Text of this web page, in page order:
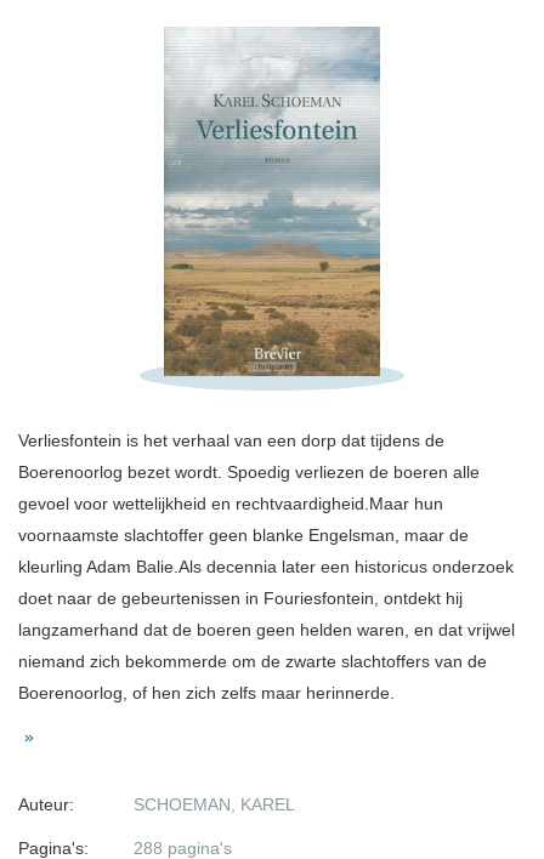
Verliesfontein is het verhaal van een dorp dat tijdens de
Boerenoorlog bezet wordt. Spoedig verliezen de boeren alle
gevoel voor wettelijkheid en rechtvaardigheid.Maar hun
voornaamste slachtoffer geen blanke Engelsman, maar de
kleurling Adam Balie.Als decennia later een historicus onderzoek
doet naar de gebeurtenissen in Fouriesfontein, ontdekt hij
langzamerhand dat de boeren geen helden waren, en dat vrijwel
niemand zich bekommerde om de zwarte slachtoffers van de
Boerenoorlog, of hen zich zelfs maar herinnerde.
Auteur: SCHOEMAN, KAREL
Pagina's: 288 pagina's
Schrijf hieronder je review!
E-mail *
Titel *
Bericht *